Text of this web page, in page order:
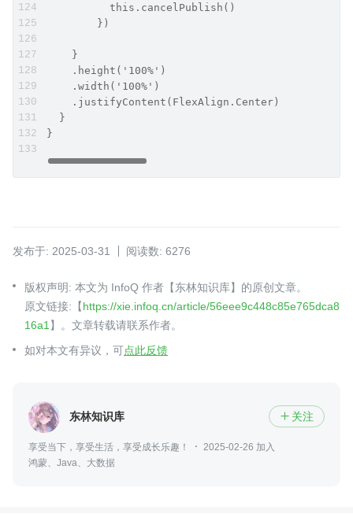
          this.cancelPublish()
        })
    }
    .height('100%')
    .width('100%')
    .justifyContent(FlexAlign.Center)
  }
}
发布于: 2025-03-31 阅读数: 6276
版权声明: 本文为 InfoQ 作者【东林知识库】的原创文章。
原文链接:【https://xie.infoq.cn/article/56eee9c448c85e765dca8
16a1 】。文章转载请联系作者。
如对本文有异议，可点此反馈
东林知识库  关注
享受当下，享受生活，享受成长乐趣！
2025-02-26 加入
鸿蒙、Java、大数据